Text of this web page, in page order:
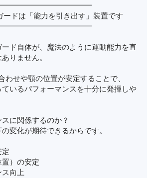
ドは「能力を引き出す」装置です
ド自体が、魔法のように運動能力を直
りません。
わせや顎の位置が安定することで、
いるパフォーマンスを十分に発揮しや
に関係するのか？
変化が期待できるからです。
定
置）の安定
ス向上